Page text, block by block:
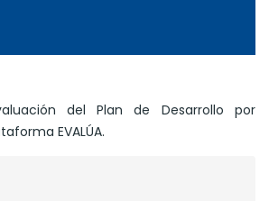
del Plan de Desarrollo por
EVALÚA.